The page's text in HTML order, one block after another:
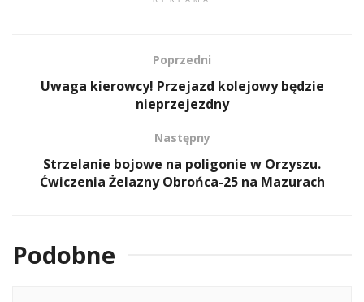
Poprzedni
Uwaga kierowcy! Przejazd kolejowy będzie
nieprzejezdny
Następny
Strzelanie bojowe na poligonie w Orzyszu.
Ćwiczenia Żelazny Obrońca-25 na Mazurach
Podobne